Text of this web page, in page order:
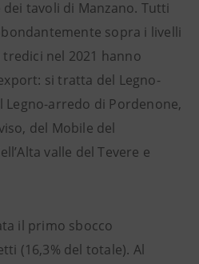
tavoli di Manzano. Tutti
sopra i livelli
nel 2021 hanno
si tratta del Legno-
Legno-arredo di Pordenone,
del Mobile del
valle del Tevere e
il primo sbocco
(16,3% del totale). Al